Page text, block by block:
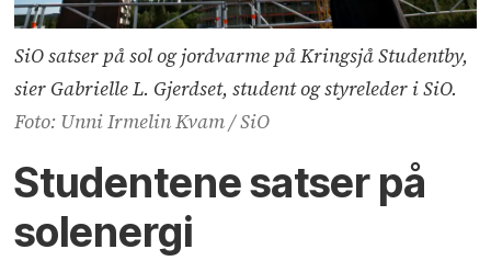
SiO satser på sol og jordvarme på Kringsjå Studentby,
sier Gabrielle L. Gjerdset, student og styreleder i SiO.
Foto: Unni Irmelin Kvam / SiO
Studentene satser på
solenergi